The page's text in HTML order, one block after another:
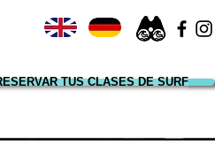
TUS CLASES DE SURF